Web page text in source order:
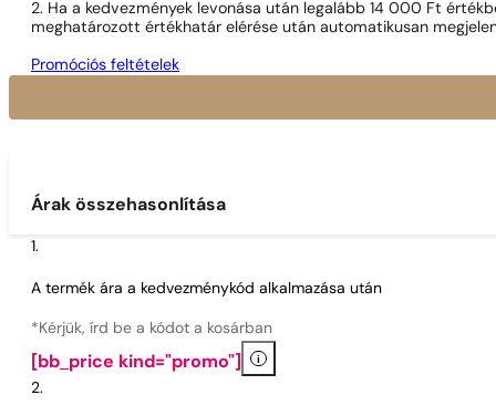
2. Ha a kedvezmények levonása után legalább 14 000 Ft
meghatározott értékhatár elérése után automatikusan
Promóciós feltételek
Árak összehasonlítása
A termék ára a kedvezménykód alkalmazása után
*Kérjük, írd be a kódot a kosárban
[bb_price kind="promo"] i